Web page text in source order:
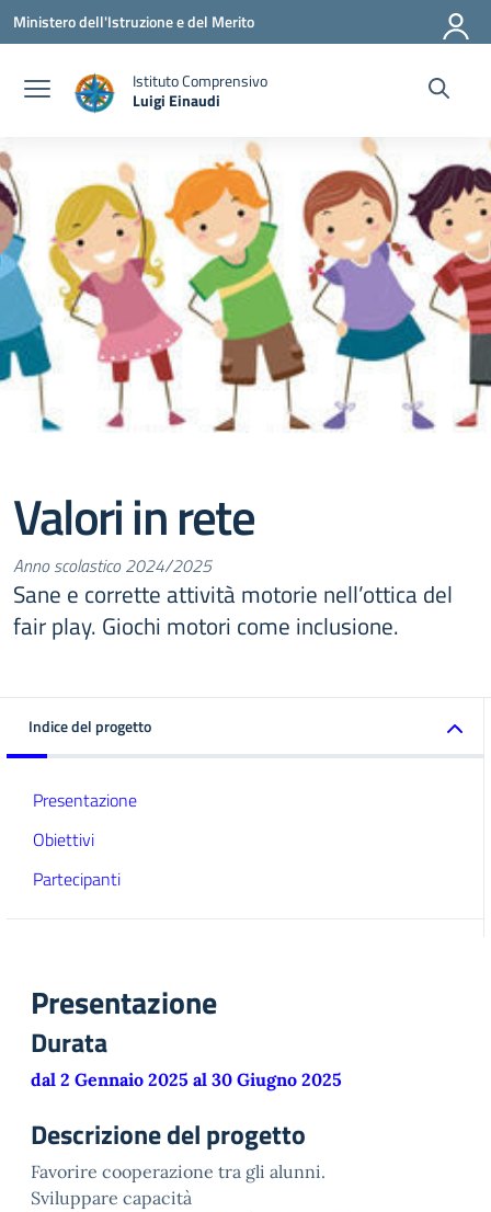
Vai ai contenuti
Vai al menu di navigazione
Vai al footer
Ministero dell'Istruzione e del Merito
Istituto Comprensivo
Luigi Einaudi
— Visita la pagina iniziale della scuola
Valori in rete
Anno scolastico 2024/2025
Sane e corrette attività motorie nell’ottica del
fair play. Giochi motori come inclusione.
Indice del progetto
Presentazione
Obiettivi
Partecipanti
Presentazione
Durata
dal 2 Gennaio 2025 al 30 Giugno 2025
Descrizione del progetto
Favorire cooperazione tra gli alunni.
Sviluppare capacità